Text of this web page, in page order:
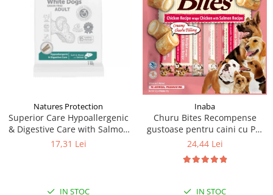
Natures Protection
Superior Care Hypoallergenic
& Digestive Care with Salmon
(110g)
17,31 Lei
IN STOC
Inaba
Churu Bites Recompense
gustoase pentru caini cu Pui
si somon 8 x 12 g
24,44 Lei
IN STOC